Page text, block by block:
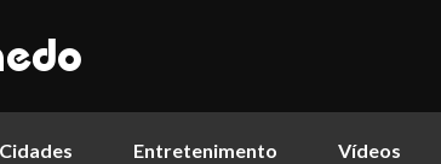
Cidades Entretenimento Vídeos